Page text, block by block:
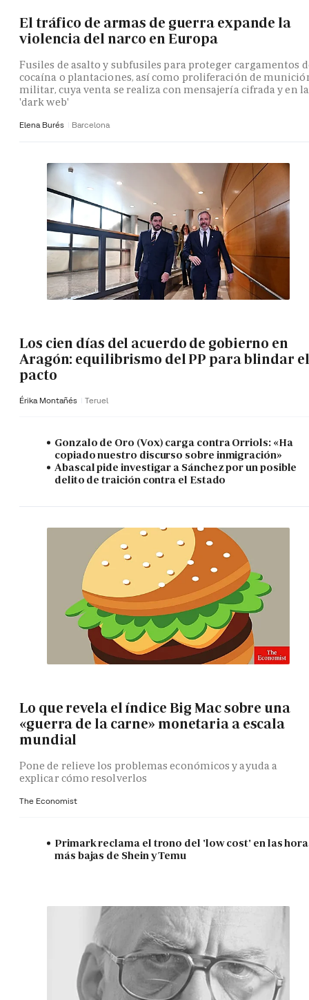
El tráfico de armas de guerra expande la
violencia del narco en Europa
Fusiles de asalto y subfusiles para proteger cargamentos
cocaína o plantaciones, así como proliferación de
militar, cuya venta se realiza con mensajería cifrada y en la
'dark web'
Elena Burés Barcelona
Los cien días del acuerdo de gobierno en
Aragón: equilibrismo del PP para blindar el
pacto
Érika Montañés Teruel
Gonzalo de Oro (Vox) carga contra Orriols: «Ha
copiado nuestro discurso sobre inmigración»
Abascal pide investigar a Sánchez por un posible
delito de traición contra el Estado
Lo que revela el índice Big Mac sobre una
«guerra de la carne» monetaria a escala
mundial
Pone de relieve los problemas económicos y ayuda a
explicar cómo resolverlos
The Economist
Primark reclama el trono del 'low cost' en las
más bajas de Shein y Temu